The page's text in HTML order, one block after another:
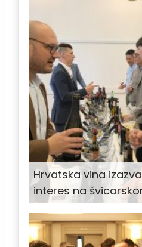
Hrvatska vina
interes na